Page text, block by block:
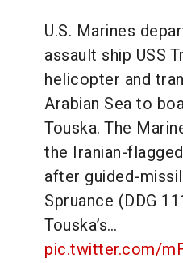
U.S. Marines
assault ship USS
helicopter and
Arabian Sea to
Touska. The
the Iranian-
after guided-
Spruance (DDG
Touska’s…
pic.twitter.com/